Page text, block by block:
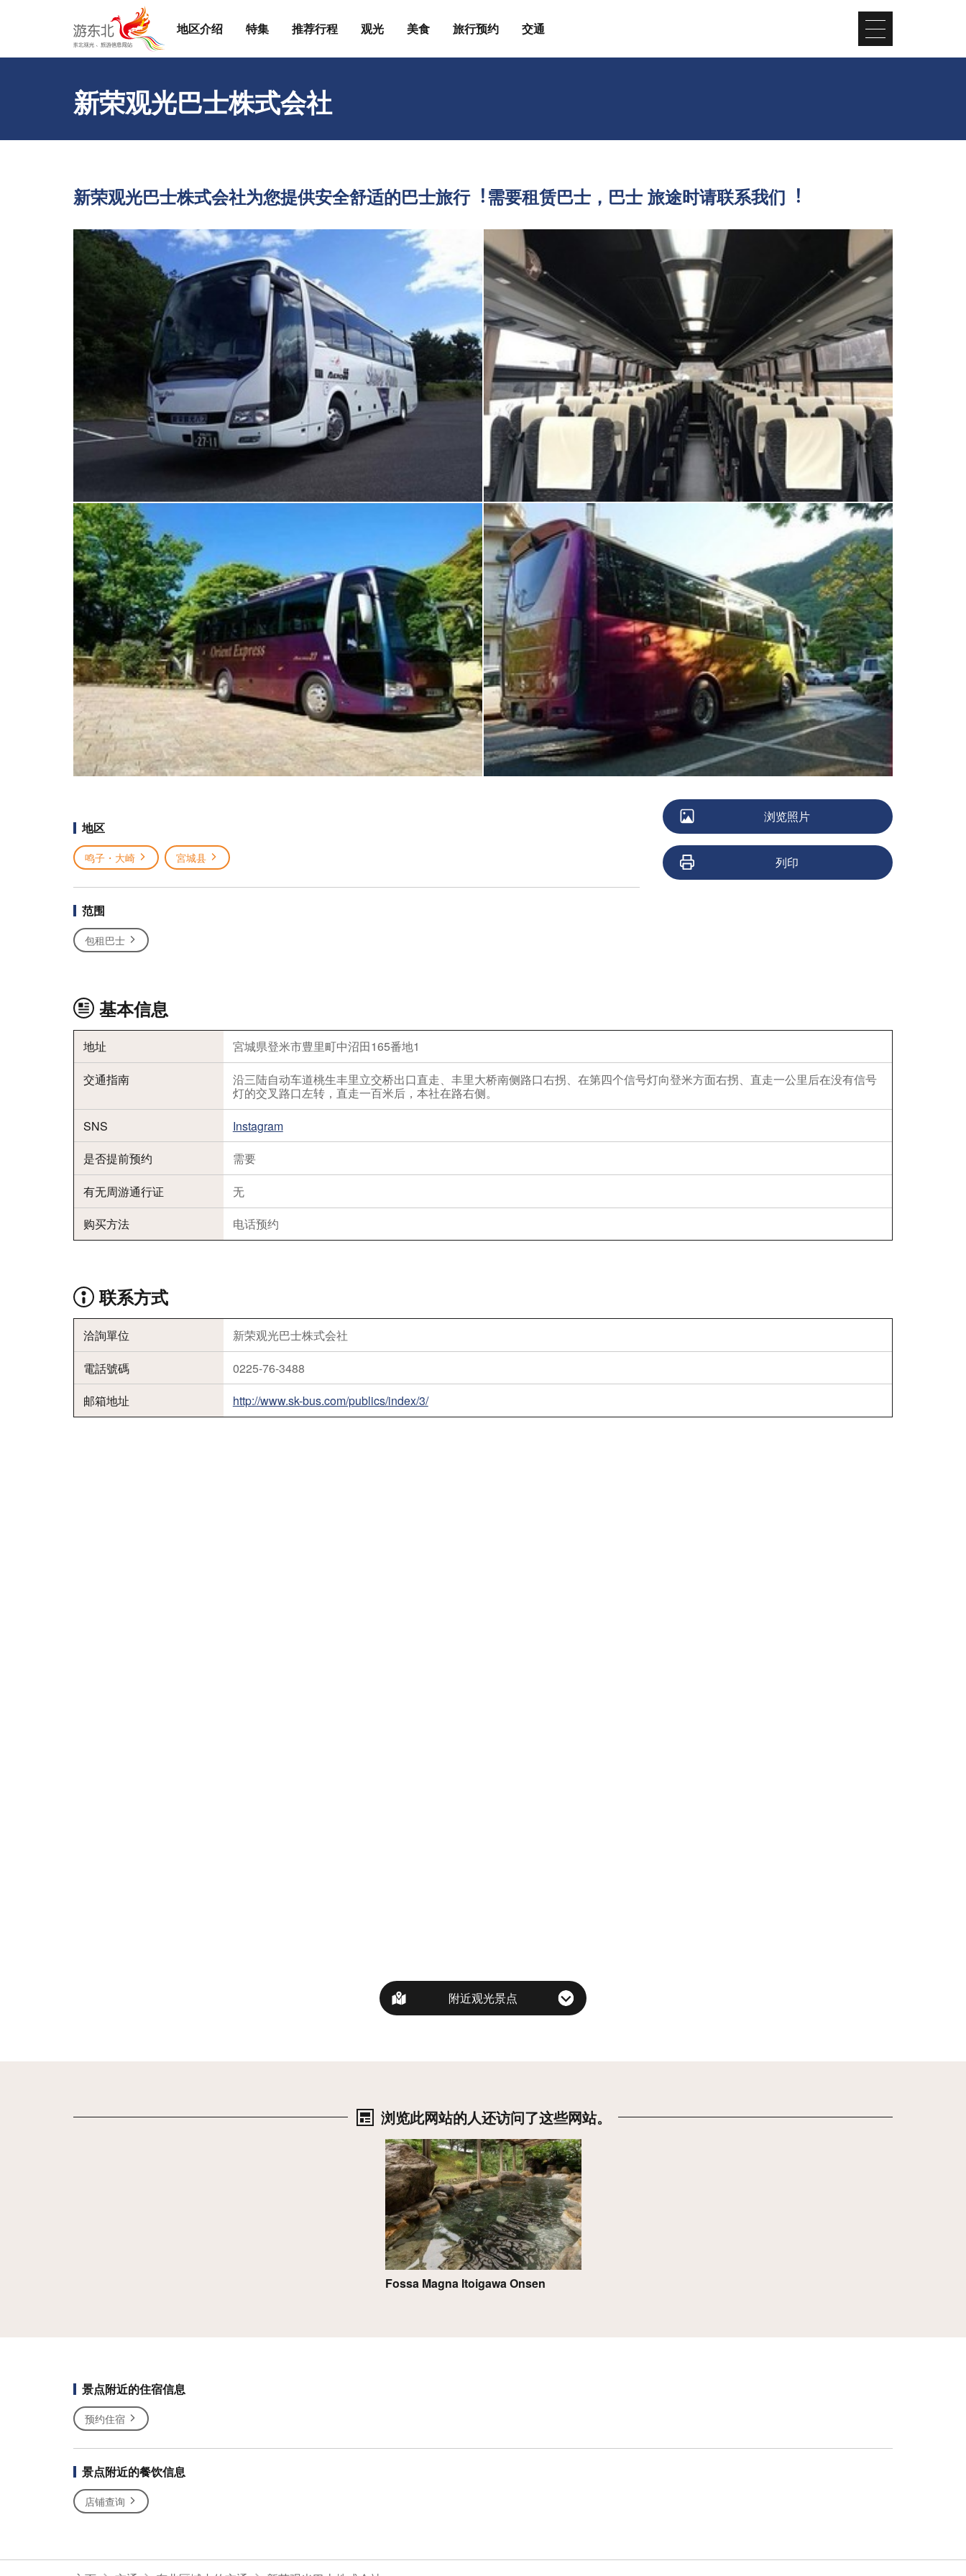
地区介绍 特集 推荐行程 观光 美食 旅行预约 交通
新荣观光巴士株式会社
新荣观光巴⼠株式会社为您提供安全舒适的巴⼠旅⾏︕需要租赁巴⼠，巴⼠ 旅途时请联系我们︕
地区
鸣子・大崎 宮城县
范围
包租巴士
浏览照片
列印
基本信息
地址
宮城県登米市豊里町中沼田165番地1
交通指南
沿三陆自动车道桃生丰里立交桥出口直走、丰里大桥南侧路口右拐、在第四个信号灯向登米方面右拐、直走一公里后在没有信号
灯的交叉路口左转，直走一百米后，本社在路右侧。
SNS
Instagram
是否提前预约
需要
有无周游通行证
无
购买方法
电话预约
联系方式
洽詢單位
新荣观光巴士株式会社
電話號碼
0225-76-3488
邮箱地址
http://www.sk-bus.com/publics/index/3/
附近观光景点
浏览此网站的人还访问了这些网站。
Fossa Magna Itoigawa Onsen
详细
景点附近的住宿信息
预约住宿
景点附近的餐饮信息
店铺查询